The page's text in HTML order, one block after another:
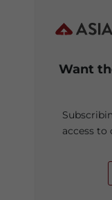
Want
access to